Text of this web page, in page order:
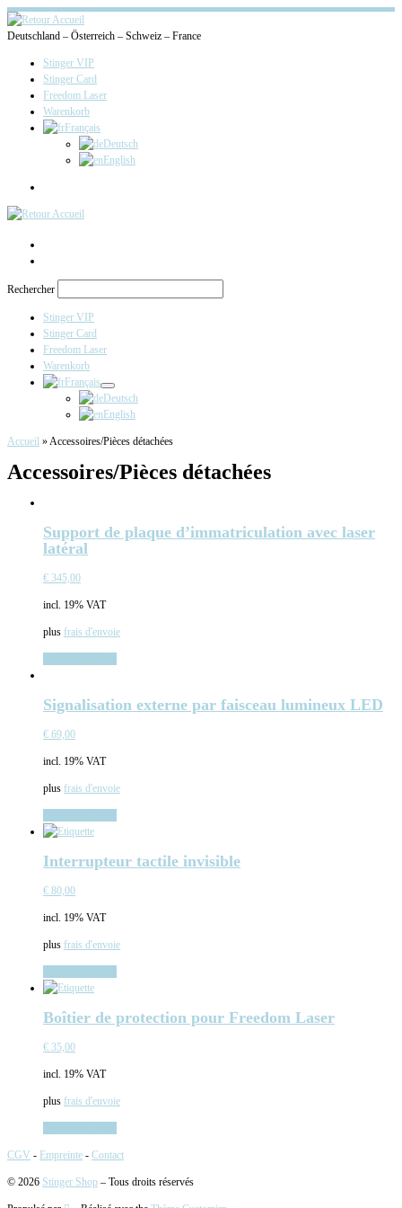
Deutschland – Österreich – Schweiz – France
Stinger VIP
Stinger Card
Freedom Laser
Warenkorb
Français
Deutsch
English
Rechercher
Stinger VIP
Stinger Card
Freedom Laser
Warenkorb
Français
Deutsch
English
Accueil »Accessoires/Pièces détachées
Accessoires/Pièces détachées
Support de plaque d’immatriculation avec laser
latéral
€ 345,00
incl. 19% VAT
plus frais d'envoie
Signalisation externe par faisceau lumineux LED
€ 69,00
incl. 19% VAT
plus frais d'envoie
Interrupteur tactile invisible
€ 80,00
incl. 19% VAT
plus frais d'envoie
Boîtier de protection pour Freedom Laser
€ 35,00
incl. 19% VAT
plus frais d'envoie
CGV - Empreinte - Contact
© 2026 Stinger Shop – Tous droits réservés